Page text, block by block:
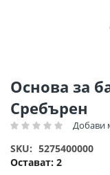
Основа за
Сребърен
Рейтинг: Добави
Остават: 2
SKU 5275400000
Преминете
към
началото
на
със
снимки